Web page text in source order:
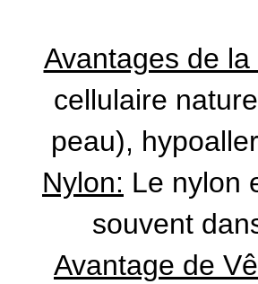
Avantages de la
cellulaire
peau),
Nylon: Le nylon
souvent
Avantage de